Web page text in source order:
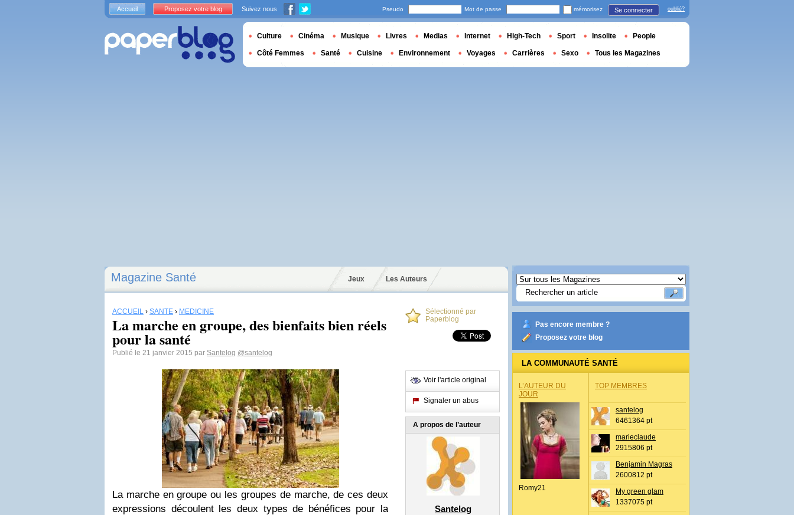
Magazine Santé Jeux Les Auteurs
ACCUEIL › SANTÉ › MEDICINE
La marche en groupe, des bienfaits bien réels
pour la santé
Publié le 21 janvier 2015 par Santelog @santelog
La marche en groupe ou les groupes de marche, de ces deux
expressions découlent les deux types de bénéfices pour la
Sélectionné par
Paperblog
Voir l'article original
Signaler un abus
A propos de l’auteur
Santelog
Pas encore membre ?
Proposez votre blog
LA COMMUNAUTÉ SANTÉ
L’AUTEUR DU
JOUR
Romy21
TOP MEMBRES
santelog
6461364 pt
marieclaude
2915806 pt
Benjamin Magras
2600812 pt
My green glam
1337075 pt
Accueil Proposez votre blog Suivez nous Pseudo Mot de passe mémorisez Se connecter oublié?
Culture Cinéma Musique Livres Medias Internet High-Tech Sport Insolite People
Côté Femmes Santé Cuisine Environnement Voyages Carrières Sexo Tous les Magazines